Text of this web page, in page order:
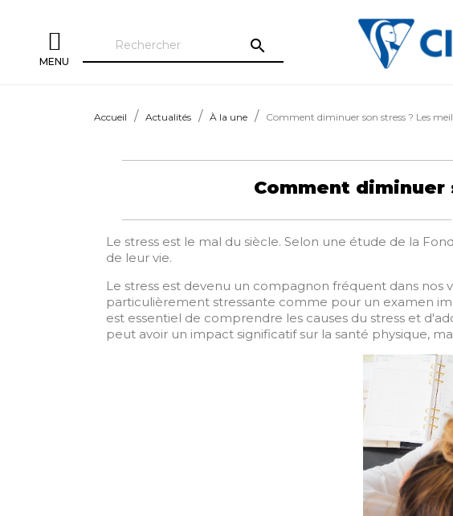
MENU
search
Accueil Actualités À la une Comment diminuer son stress ? Les
Comment
Le stress est le mal du siècle. Selon une étude de la
de leur vie.
Le stress est devenu un compagnon fréquent dans
particulièrement stressante comme pour un examen
est essentiel de comprendre les causes du stress et
peut avoir un impact significatif sur la santé physique,